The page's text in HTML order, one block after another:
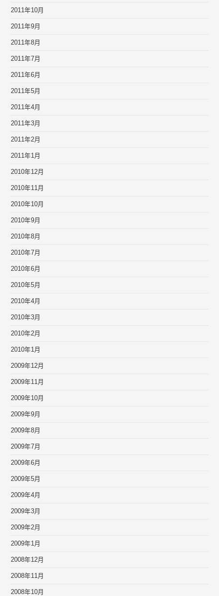
2011年10月
2011年9月
2011年8月
2011年7月
2011年6月
2011年5月
2011年4月
2011年3月
2011年2月
2011年1月
2010年12月
2010年11月
2010年10月
2010年9月
2010年8月
2010年7月
2010年6月
2010年5月
2010年4月
2010年3月
2010年2月
2010年1月
2009年12月
2009年11月
2009年10月
2009年9月
2009年8月
2009年7月
2009年6月
2009年5月
2009年4月
2009年3月
2009年2月
2009年1月
2008年12月
2008年11月
2008年10月